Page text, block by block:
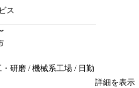
ス
研磨 / 機械系工場 / 日勤
詳細を表示